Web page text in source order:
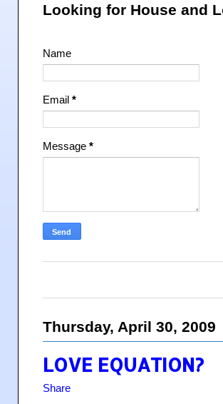
Looking for House and
Name
Email *
Message *
Thursday, April 30, 2009
LOVE EQUATION?
Share